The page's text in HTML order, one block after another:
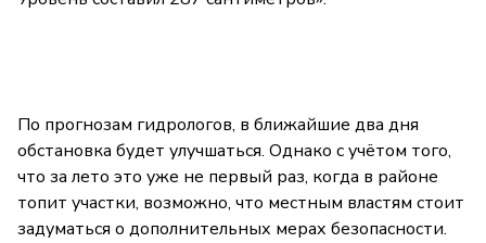
По прогнозам гидрологов, в ближайшие два дня
обстановка будет улучшаться. Однако с учётом того,
что за лето это уже не первый раз, когда в районе
топит участки, возможно, что местным властям стоит
задуматься о дополнительных мерах безопасности.